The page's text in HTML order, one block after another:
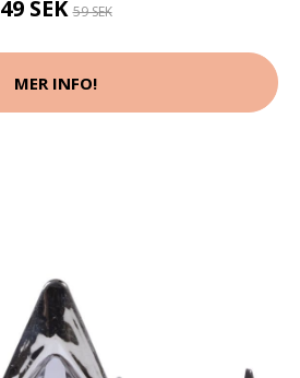
49 SEK59 SEK
MER INFO!